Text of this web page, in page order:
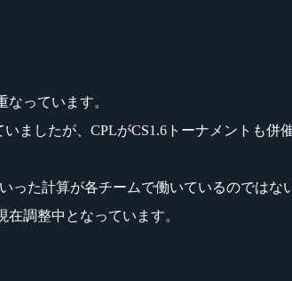
っています。
ましたが、CPLがCS1.6トーナメントも
た計算が各チームで働いているのではな
調整中となっています。